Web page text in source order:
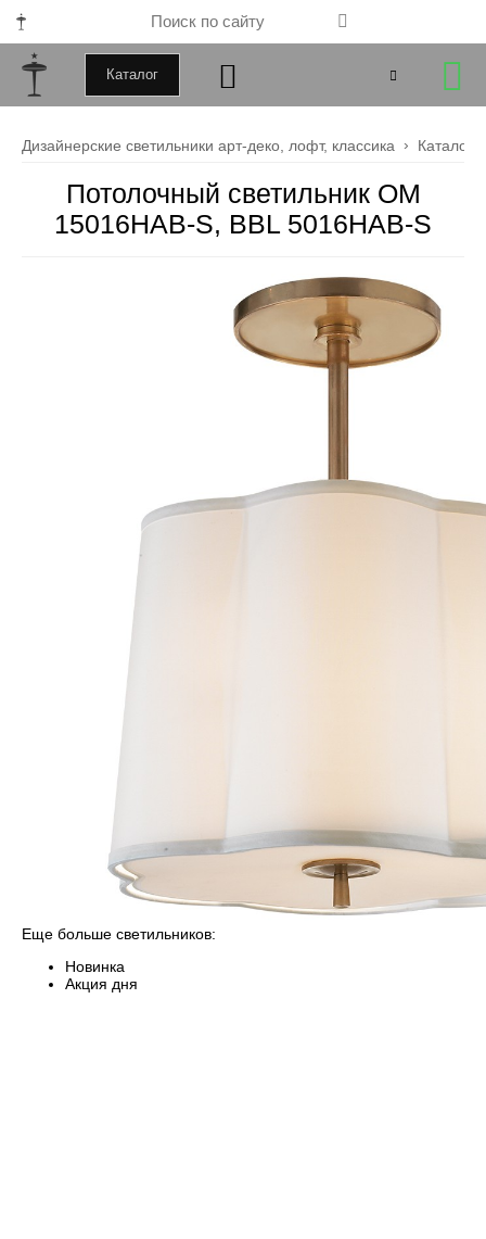
Каталог
Закрыть
Дизайнерские светильники арт-деко, лофт, классика Каталог
Потолочный светильник OM
15016HAB-S, BBL 5016HAB-S
Еще больше светильников:
Новинка
Акция дня